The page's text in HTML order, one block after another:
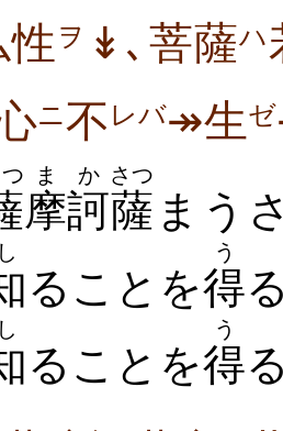
性 ヲ ↡､菩薩ハ
ニ不 レバ↠生ゼ
摩訶
まか
薩
さつ
まう
し
ることを得
う
し
ることを得
う